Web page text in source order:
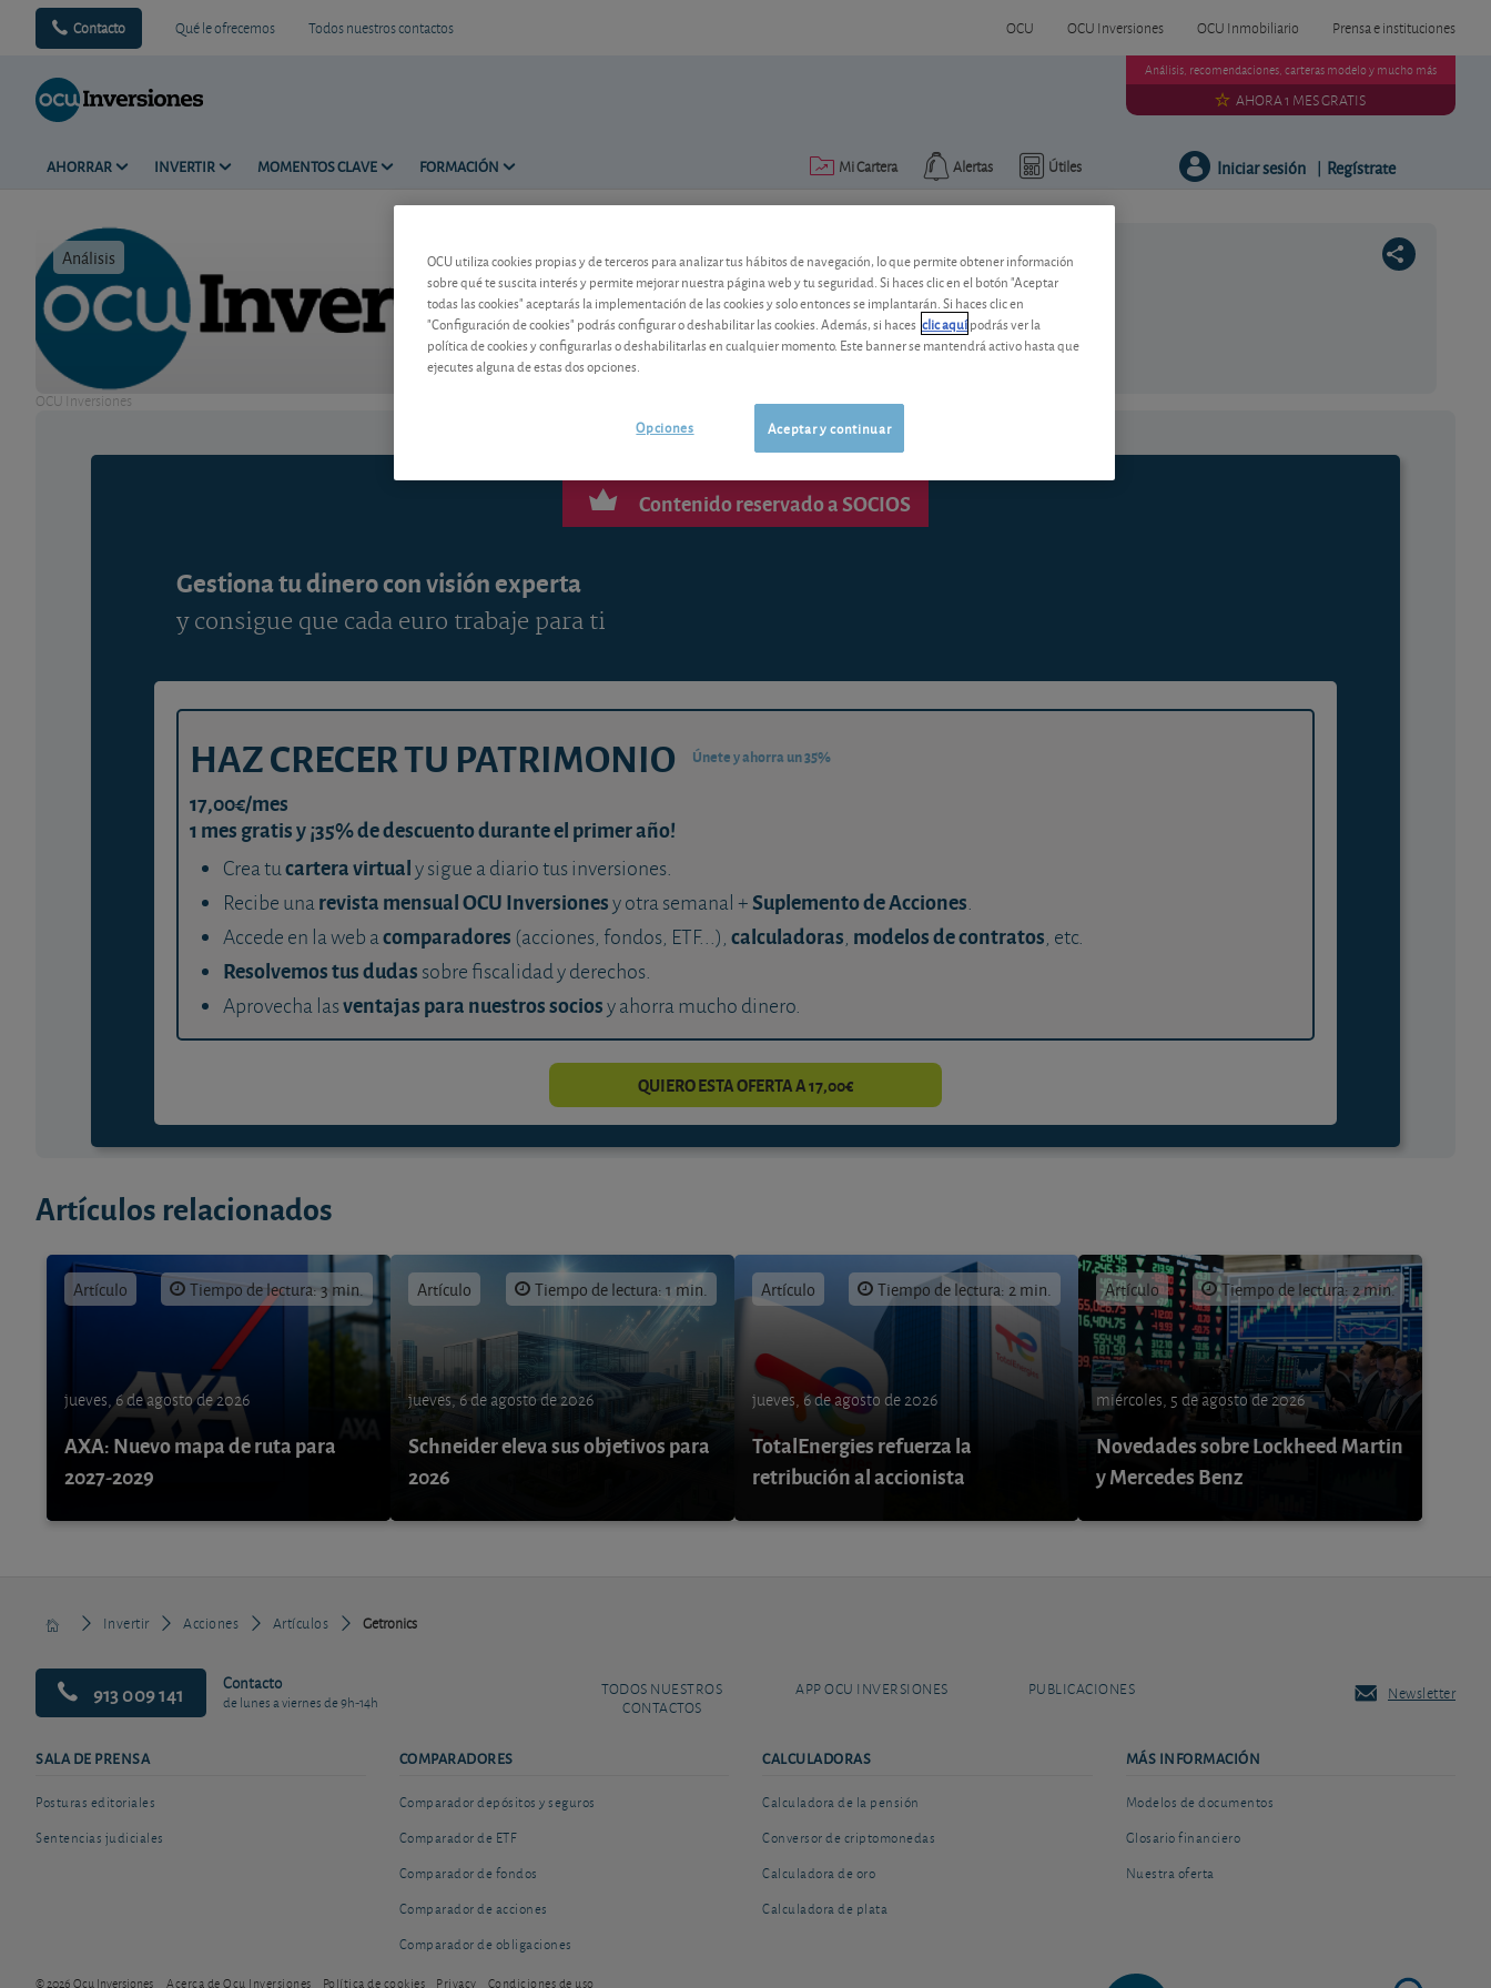
Contacto Qué le ofrecemos Todos nuestros contactos OCU OCU Inversiones OCU Inmobiliario Prensa e instituciones
AHORRAR INVERTIR MOMENTOS CLAVE FORMACIÓN Útiles
Alertas
Mi Cartera
Análisis, recomendaciones, carteras modelo y mucho más
AHORA 1 MES GRATIS
Iniciar sesión | Regístrate
Análisis Tiempo de lectura: 3 min.
OCU Inversiones
Getronics
Contenido reservado a SOCIOS
Gestiona tu dinero con visión experta
y consigue que cada euro trabaje para ti
HAZ CRECER TU PATRIMONIO Únete y ahorra un 35%
17,00€/mes
1 mes gratis y ¡35% de descuento durante el primer año!
Crea tucartera virtualy sigue a diario tus inversiones.
Recibe unarevista mensual OCU Inversionesy otra semanal +Suplemento de Acciones.
Accede en la web acomparadores (acciones, fondos, ETF...), calculadoras, modelos de contratos, etc.
Resolvemos tus dudas sobre fiscalidad y derechos.
Aprovecha lasventajas para nuestros sociosy ahorra mucho dinero.
QUIERO ESTA OFERTA A 17,00€
Artículos relacionados
Artículo Tiempo de lectura: 3 min.
jueves, 6 de agosto de 2026
AXA: Nuevo mapa de ruta para
2027-2029
Artículo Tiempo de lectura: 1 min.
jueves, 6 de agosto de 2026
Schneider eleva sus objetivos para
2026
Artículo Tiempo de lectura: 2 min.
jueves, 6 de agosto de 2026
TotalEnergies refuerza la
retribución al accionista
Artículo Tiempo de lectura: 2 min.
miércoles, 5 de agosto de 2026
Novedades sobre Lockheed Martin
y Mercedes Benz
Invertir Acciones Artículos Getronics
913 009 141 Contacto
de lunes a viernes de 9h-14h
TODOS NUESTROS
CONTACTOS
APP OCU INVERSIONES PUBLICACIONES Newsletter
SALA DE PRENSA
Posturas editoriales
Sentencias judiciales
COMPARADORES
Comparador depósitos y seguros
Comparador de ETF
Comparador de fondos
Comparador de acciones
Comparador de obligaciones
CALCULADORAS
Calculadora de la pensión
Conversor de criptomonedas
Calculadora de oro
Calculadora de plata
MÁS INFORMACIÓN
Modelos de documentos
Glosario financiero
Nuestra oferta
© 2026 Ocu Inversiones Acerca de Ocu Inversiones Política de cookies Privacy Condiciones de uso
OCU utiliza cookies propias y de terceros para analizar tus hábitos de navegación, lo que permite obtener información
sobre qué te suscita interés y permite mejorar nuestra página web y tu seguridad. Si haces clic en el botón "Aceptar
todas las cookies" aceptarás la implementación de las cookies y solo entonces se implantarán. Si haces clic en
"Configuración de cookies" podrás configurar o deshabilitar las cookies. Además, si haces clic aquípodrás ver la
política de cookies y configurarlas o deshabilitarlas en cualquier momento. Este banner se mantendrá activo hasta que
ejecutes alguna de estas dos opciones.
Aceptar y continuar
Opciones